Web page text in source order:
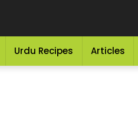
Urdu Recipes Articles